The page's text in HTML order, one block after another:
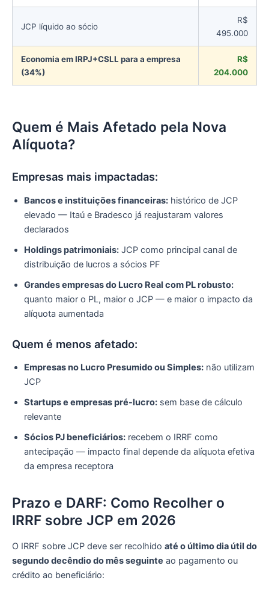
JCP líquido ao sócio
R$
495.000
Economia em IRPJ+CSLL para a empresa
(34%)
R$
204.000
Quem é Mais Afetado pela Nova
Alíquota?
Empresas mais impactadas:
Bancos e instituições financeiras: histórico de JCP
elevado — Itaú e Bradesco já reajustaram valores
declarados
Holdings patrimoniais: JCP como principal canal de
distribuição de lucros a sócios PF
Grandes empresas do Lucro Real com PL robusto:
quanto maior o PL, maior o JCP — e maior o impacto da
alíquota aumentada
Quem é menos afetado:
Empresas no Lucro Presumido ou Simples: não utilizam
JCP
Startups e empresas pré-lucro: sem base de cálculo
relevante
Sócios PJ beneficiários: recebem o IRRF como
antecipação — impacto final depende da alíquota efetiva
da empresa receptora
Prazo e DARF: Como Recolher o
IRRF sobre JCP em 2026
O IRRF sobre JCP deve ser recolhido até o último dia útil do
segundo decêndio do mês seguinte ao pagamento ou
crédito ao beneficiário: